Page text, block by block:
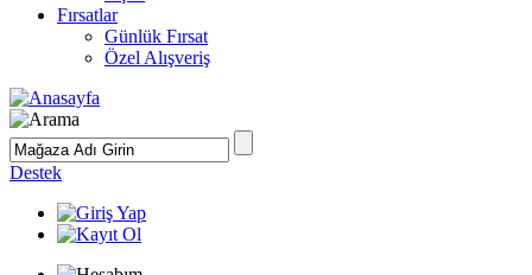
Fırsatlar
Günlük Fırsat
Özel Alışveriş
Destek